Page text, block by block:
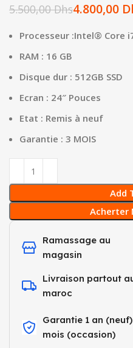
5.500,00Dhs4.800,00
Processeur :Intel® Core
RAM : 16 GB
Disque dur : 512GB SSD
Ecran : 24″ Pouces
Etat : Remis à neuf
Garantie : 3 MOIS
Add
Acherter
Ramassage au
magasin
Livraison partout
maroc
Garantie 1 an
mois (occasion)​